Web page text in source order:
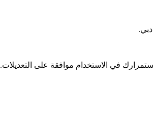
في الاستخدام موافقة على التعديلات.